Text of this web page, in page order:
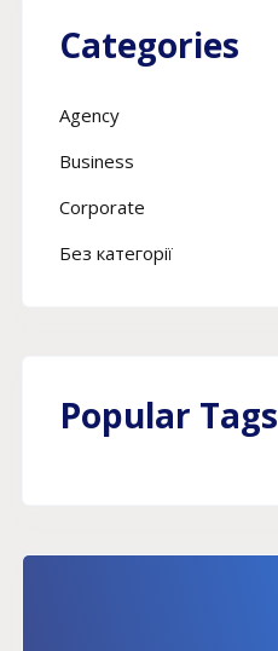
Categories
Agency
Business
Corporate
Без категорії
Popular Tags